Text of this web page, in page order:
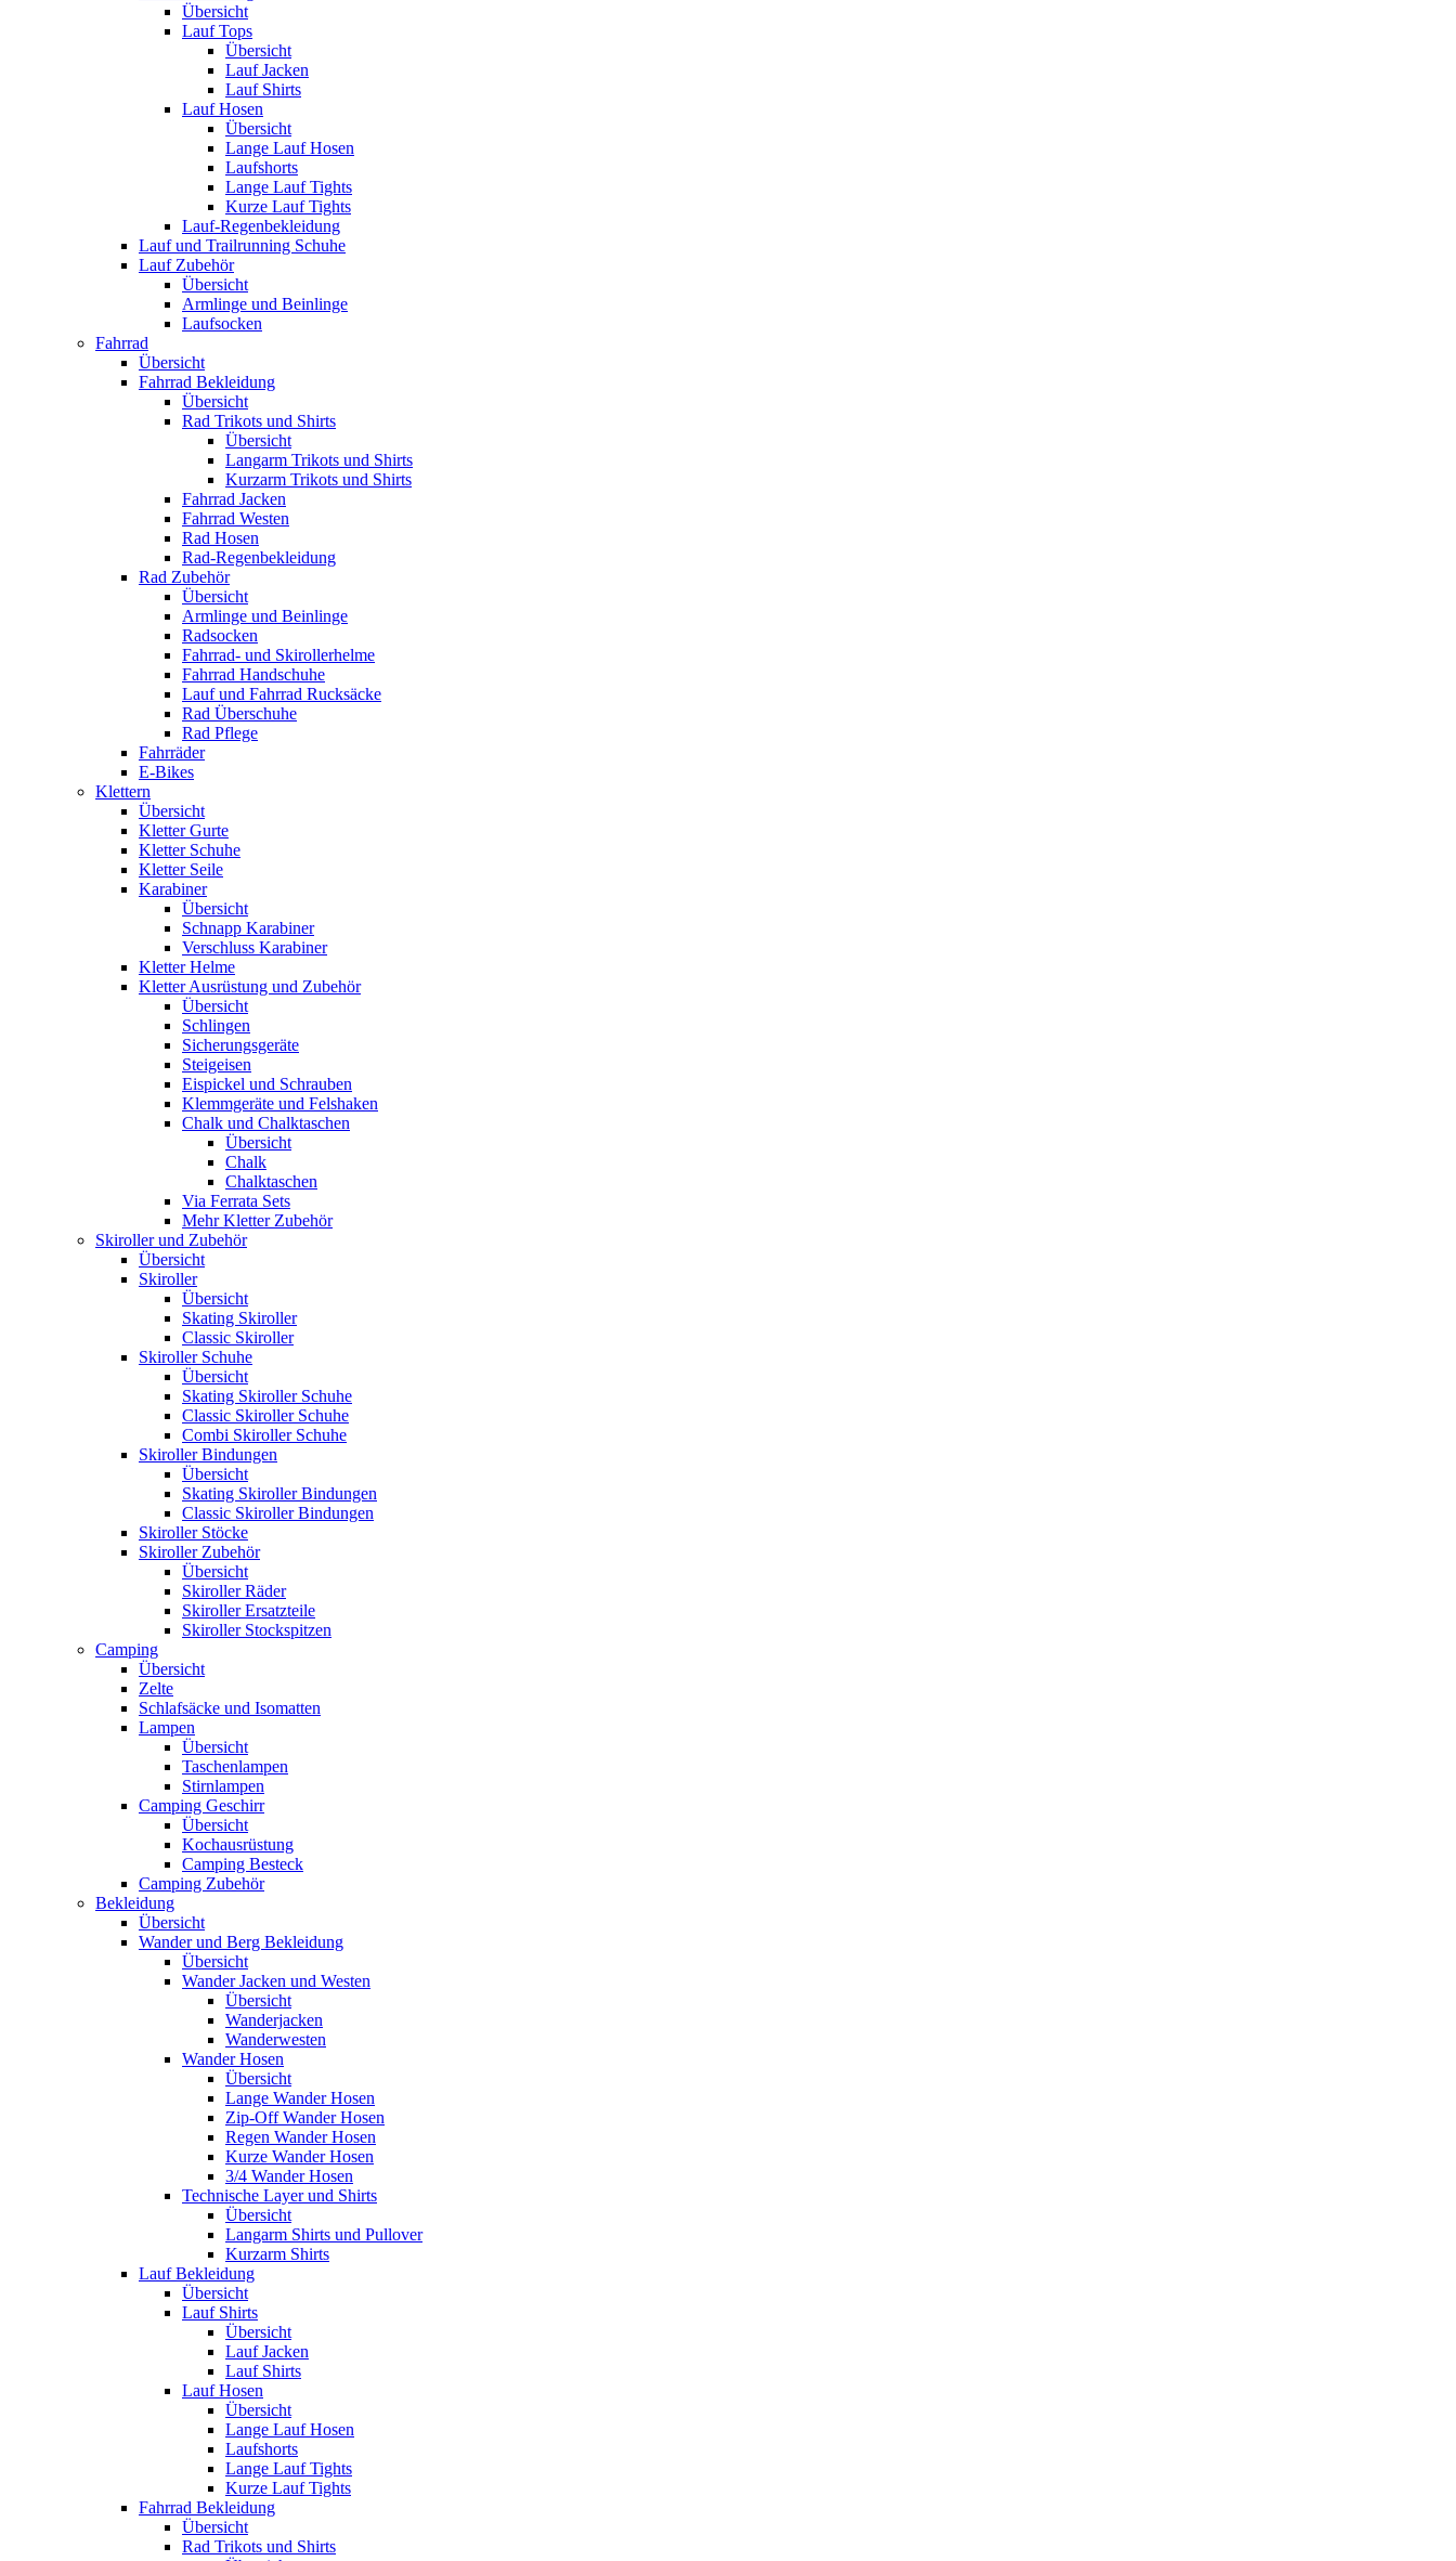
Übersicht
Lauf Tops
Übersicht
Lauf Jacken
Lauf Shirts
Lauf Hosen
Übersicht
Lange Lauf Hosen
Laufshorts
Lange Lauf Tights
Kurze Lauf Tights
Lauf-Regenbekleidung
Lauf und Trailrunning Schuhe
Lauf Zubehör
Übersicht
Armlinge und Beinlinge
Laufsocken
Fahrrad
Übersicht
Fahrrad Bekleidung
Übersicht
Rad Trikots und Shirts
Übersicht
Langarm Trikots und Shirts
Kurzarm Trikots und Shirts
Fahrrad Jacken
Fahrrad Westen
Rad Hosen
Rad-Regenbekleidung
Rad Zubehör
Übersicht
Armlinge und Beinlinge
Radsocken
Fahrrad- und Skirollerhelme
Fahrrad Handschuhe
Lauf und Fahrrad Rucksäcke
Rad Überschuhe
Rad Pflege
Fahrräder
E-Bikes
Klettern
Übersicht
Kletter Gurte
Kletter Schuhe
Kletter Seile
Karabiner
Übersicht
Schnapp Karabiner
Verschluss Karabiner
Kletter Helme
Kletter Ausrüstung und Zubehör
Übersicht
Schlingen
Sicherungsgeräte
Steigeisen
Eispickel und Schrauben
Klemmgeräte und Felshaken
Chalk und Chalktaschen
Übersicht
Chalk
Chalktaschen
Via Ferrata Sets
Mehr Kletter Zubehör
Skiroller und Zubehör
Übersicht
Skiroller
Übersicht
Skating Skiroller
Classic Skiroller
Skiroller Schuhe
Übersicht
Skating Skiroller Schuhe
Classic Skiroller Schuhe
Combi Skiroller Schuhe
Skiroller Bindungen
Übersicht
Skating Skiroller Bindungen
Classic Skiroller Bindungen
Skiroller Stöcke
Skiroller Zubehör
Übersicht
Skiroller Räder
Skiroller Ersatzteile
Skiroller Stockspitzen
Camping
Übersicht
Zelte
Schlafsäcke und Isomatten
Lampen
Übersicht
Taschenlampen
Stirnlampen
Camping Geschirr
Übersicht
Kochausrüstung
Camping Besteck
Camping Zubehör
Bekleidung
Übersicht
Wander und Berg Bekleidung
Übersicht
Wander Jacken und Westen
Übersicht
Wanderjacken
Wanderwesten
Wander Hosen
Übersicht
Lange Wander Hosen
Zip-Off Wander Hosen
Regen Wander Hosen
Kurze Wander Hosen
3/4 Wander Hosen
Technische Layer und Shirts
Übersicht
Langarm Shirts und Pullover
Kurzarm Shirts
Lauf Bekleidung
Übersicht
Lauf Shirts
Übersicht
Lauf Jacken
Lauf Shirts
Lauf Hosen
Übersicht
Lange Lauf Hosen
Laufshorts
Lange Lauf Tights
Kurze Lauf Tights
Fahrrad Bekleidung
Übersicht
Rad Trikots und Shirts